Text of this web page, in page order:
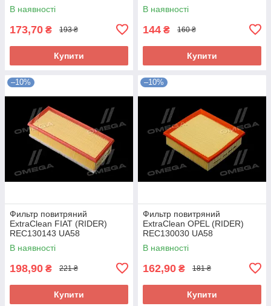
В наявності
173,70 ₴ 193 ₴
Купити
В наявності
144 ₴ 160 ₴
Купити
–10%
Фильтр повитряний
ExtraClean FIAT (RIDER)
REC130143 UA58
В наявності
198,90 ₴ 221 ₴
Купити
–10%
Фильтр повитряний
ExtraClean OPEL (RIDER)
REC130030 UA58
В наявності
162,90 ₴ 181 ₴
Купити